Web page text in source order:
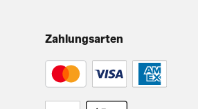
Zahlungsarten